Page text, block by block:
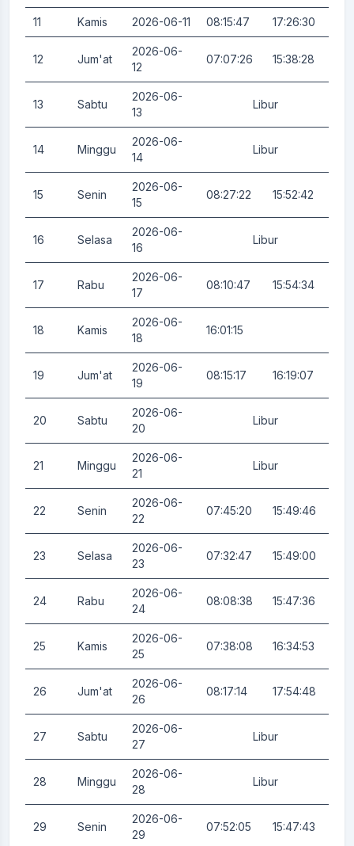
11 Kamis 2026-06-11 08:15:47 17:26:30
12 Jum'at
2026-06-
12
07:07:26 15:38:28
13 Sabtu
2026-06-
13
Libur
14 Minggu
2026-06-
14
Libur
15 Senin
2026-06-
15
08:27:22 15:52:42
16 Selasa
2026-06-
16
Libur
17 Rabu
2026-06-
17
08:10:47 15:54:34
18 Kamis
2026-06-
18
16:01:15
19 Jum'at
2026-06-
19
08:15:17 16:19:07
20 Sabtu
2026-06-
20
Libur
21 Minggu
2026-06-
21
Libur
22 Senin
2026-06-
22
07:45:20 15:49:46
23 Selasa
2026-06-
23
07:32:47 15:49:00
24 Rabu
2026-06-
24
08:08:38 15:47:36
25 Kamis
2026-06-
25
07:38:08 16:34:53
26 Jum'at
2026-06-
26
08:17:14 17:54:48
27 Sabtu
2026-06-
27
Libur
28 Minggu
2026-06-
28
Libur
29 Senin
2026-06-
29
07:52:05 15:47:43